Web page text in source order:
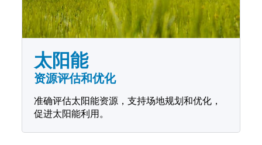
太阳能
资源评估和优化
准确评估太阳能资源，支持场地规划和优化，
促进太阳能利用。